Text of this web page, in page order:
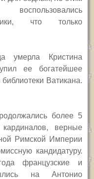
что только
умерла Кристина
ее богатейшее
Ватикана.
более 5
верные
Римской Империи
кандидатуру.
французские и
на Антонио